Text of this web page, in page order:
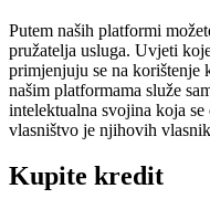
Putem naših platformi
pružatelja usluga. Uvjeti
primjenjuju se na korištenje
našim platformama služe
intelektualna svojina koja
vlasništvo je njihovih
Kupite kredit